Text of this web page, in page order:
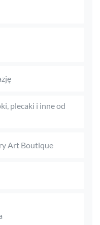
plecaki i inne od
Art Boutique